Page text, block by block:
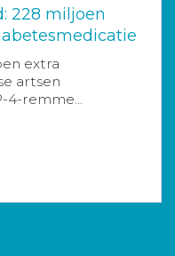
228 miljoen
extra
artsen
4-remme...